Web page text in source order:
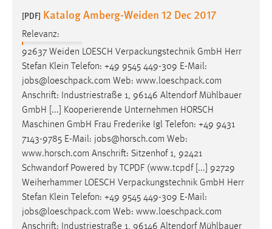
[PDF] Katalog Amberg-Weiden 12 Dec 2017
Relevanz:
92637 Weiden LOESCH Verpackungstechnik GmbH Herr
Stefan Klein Telefon: +49 9545 449-309 E-Mail:
jobs@loeschpack.com Web: www.loeschpack.com
Anschrift: Industriestraße 1, 96146 Altendorf Mühlbauer
GmbH [...] Kooperierende Unternehmen HORSCH
Maschinen GmbH Frau Frederike Igl Telefon: +49 9431
7143-9785 E-Mail: jobs@horsch.com Web:
www.horsch.com Anschrift: Sitzenhof 1, 92421
Schwandorf Powered by TCPDF (www.tcpdf [...] 92729
Weiherhammer LOESCH Verpackungstechnik GmbH Herr
Stefan Klein Telefon: +49 9545 449-309 E-Mail:
jobs@loeschpack.com Web: www.loeschpack.com
Anschrift: Industriestraße 1, 96146 Altendorf Mühlbauer